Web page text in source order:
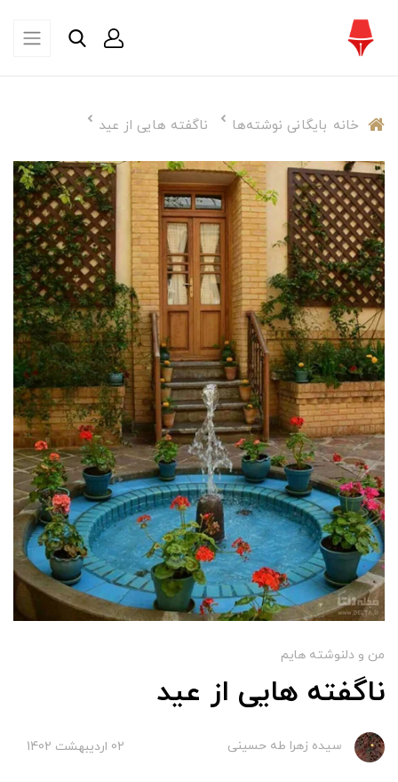
خانه بایگانی نوشته‌ها ناگفته هایی از عید
من و دلنوشته هایم
ناگفته هایی از عید
سیده زهرا طه حسینی 02 ارديبهشت 1402